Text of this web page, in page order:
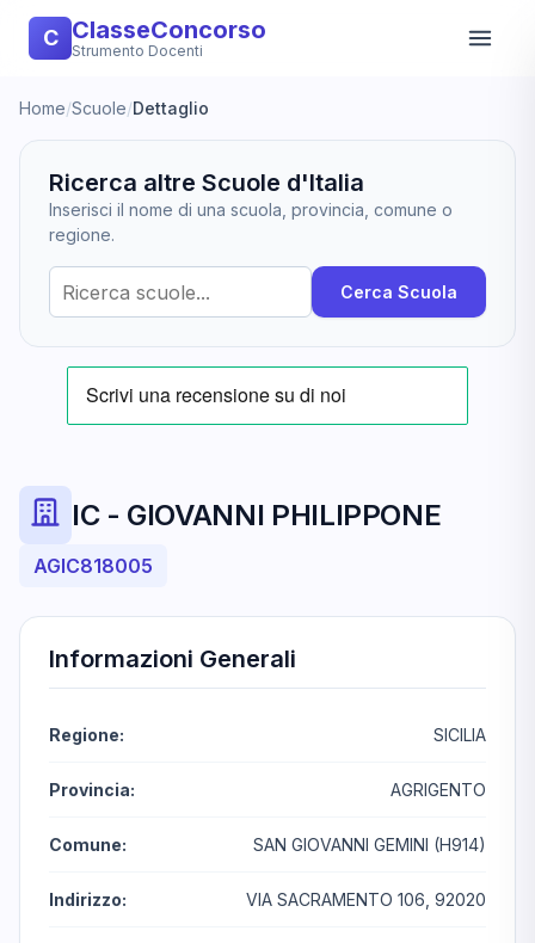
C ClasseConcorso
Strumento Docenti
Home/Scuole/Dettaglio
Ricerca altre Scuole d'Italia
Inserisci il nome di una scuola, provincia, comune o
regione.
Cerca Scuola
IC - GIOVANNI PHILIPPONE
AGIC818005
Informazioni Generali
Regione: SICILIA
Provincia: AGRIGENTO
Comune: SAN GIOVANNI GEMINI (H914)
Indirizzo: VIA SACRAMENTO 106, 92020